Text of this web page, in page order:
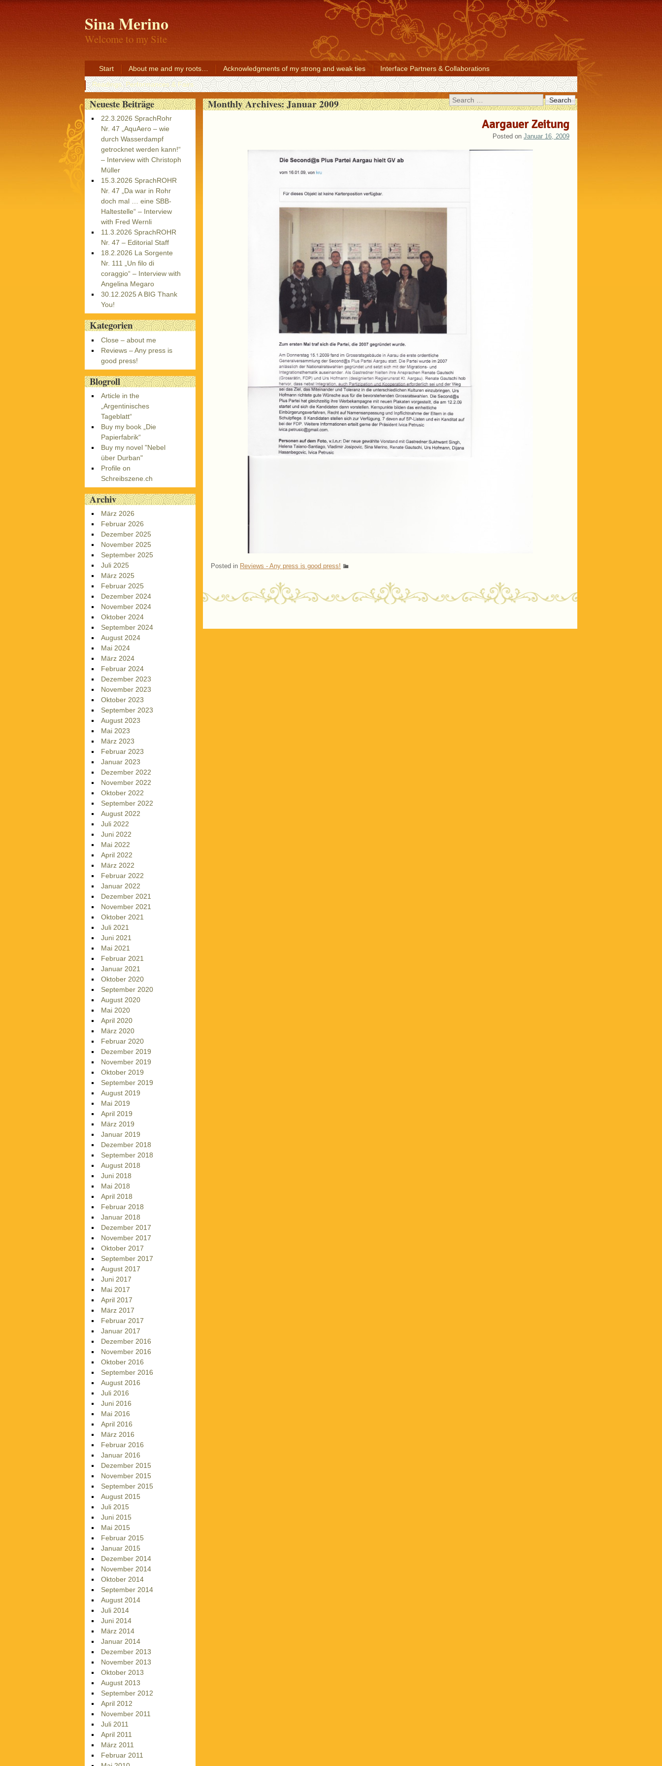
Sina Merino
Welcome to my Site
Start About me and my roots… Acknowledgments of my strong and weak ties
Interface Partners & Collaborations
Readings, Performances & Fairs
Search
Monthly Archives:Januar 2009
Aargauer Zeitung
Posted on Januar 16, 2009
Posted in Reviews - Any press is good press!
Post navigation
Neueste Beiträge
22.3.2026 SprachRohr
Nr. 47 „AquAero – wie
durch Wasserdampf
getrocknet werden kann!“
– Interview with Christoph
Müller
15.3.2026 SprachROHR
Nr. 47 „Da war in Rohr
doch mal … eine SBB-
Haltestelle“ – Interview
with Fred Wernli
11.3.2026 SprachROHR
Nr. 47 – Editorial Staff
18.2.2026 La Sorgente
Nr. 111 „Un filo di
coraggio“ – Interview with
Angelina Megaro
30.12.2025 A BIG Thank
You!
Kategorien
Close – about me
Reviews – Any press is
good press!
Blogroll
Article in the
„Argentinisches
Tageblatt“
Buy my book „Die
Papierfabrik“
Buy my novel "Nebel
über Durban"
Profile on
Schreibszene.ch
Archiv
März 2026
Februar 2026
Dezember 2025
November 2025
September 2025
Juli 2025
März 2025
Februar 2025
Dezember 2024
November 2024
Oktober 2024
September 2024
August 2024
Mai 2024
März 2024
Februar 2024
Dezember 2023
November 2023
Oktober 2023
September 2023
August 2023
Mai 2023
März 2023
Februar 2023
Januar 2023
Dezember 2022
November 2022
Oktober 2022
September 2022
August 2022
Juli 2022
Juni 2022
Mai 2022
April 2022
März 2022
Februar 2022
Januar 2022
Dezember 2021
November 2021
Oktober 2021
Juli 2021
Juni 2021
Mai 2021
Februar 2021
Januar 2021
Oktober 2020
September 2020
August 2020
Mai 2020
April 2020
März 2020
Februar 2020
Dezember 2019
November 2019
Oktober 2019
September 2019
August 2019
Mai 2019
April 2019
März 2019
Januar 2019
Dezember 2018
September 2018
August 2018
Juni 2018
Mai 2018
April 2018
Februar 2018
Januar 2018
Dezember 2017
November 2017
Oktober 2017
September 2017
August 2017
Juni 2017
Mai 2017
April 2017
März 2017
Februar 2017
Januar 2017
Dezember 2016
November 2016
Oktober 2016
September 2016
August 2016
Juli 2016
Juni 2016
Mai 2016
April 2016
März 2016
Februar 2016
Januar 2016
Dezember 2015
November 2015
September 2015
August 2015
Juli 2015
Juni 2015
Mai 2015
Februar 2015
Januar 2015
Dezember 2014
November 2014
Oktober 2014
September 2014
August 2014
Juli 2014
Juni 2014
März 2014
Januar 2014
Dezember 2013
November 2013
Oktober 2013
August 2013
September 2012
April 2012
November 2011
Juli 2011
April 2011
März 2011
Februar 2011